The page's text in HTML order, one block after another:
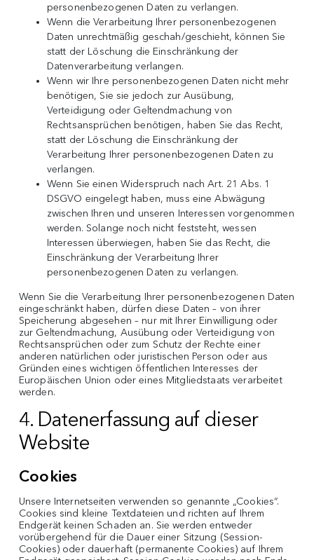
personenbezogenen Daten zu verlangen.
Wenn die Verarbeitung Ihrer personenbezogenen
Daten unrechtmäßig geschah/geschieht, können Sie
statt der Löschung die Einschränkung der
Datenverarbeitung verlangen.
Wenn wir Ihre personenbezogenen Daten nicht mehr
benötigen, Sie sie jedoch zur Ausübung,
Verteidigung oder Geltendmachung von
Rechtsansprüchen benötigen, haben Sie das Recht,
statt der Löschung die Einschränkung der
Verarbeitung Ihrer personenbezogenen Daten zu
verlangen.
Wenn Sie einen Widerspruch nach Art. 21 Abs. 1
DSGVO eingelegt haben, muss eine Abwägung
zwischen Ihren und unseren Interessen vorgenommen
werden. Solange noch nicht feststeht, wessen
Interessen überwiegen, haben Sie das Recht, die
Einschränkung der Verarbeitung Ihrer
personenbezogenen Daten zu verlangen.
Wenn Sie die Verarbeitung Ihrer personenbezogenen Daten
eingeschränkt haben, dürfen diese Daten – von ihrer
Speicherung abgesehen – nur mit Ihrer Einwilligung oder
zur Geltendmachung, Ausübung oder Verteidigung von
Rechtsansprüchen oder zum Schutz der Rechte einer
anderen natürlichen oder juristischen Person oder aus
Gründen eines wichtigen öffentlichen Interesses der
Europäischen Union oder eines Mitgliedstaats verarbeitet
werden.
4. Datenerfassung auf dieser
Website
Cookies
Unsere Internetseiten verwenden so genannte „Cookies“.
Cookies sind kleine Textdateien und richten auf Ihrem
Endgerät keinen Schaden an. Sie werden entweder
vorübergehend für die Dauer einer Sitzung (Session-
Cookies) oder dauerhaft (permanente Cookies) auf Ihrem